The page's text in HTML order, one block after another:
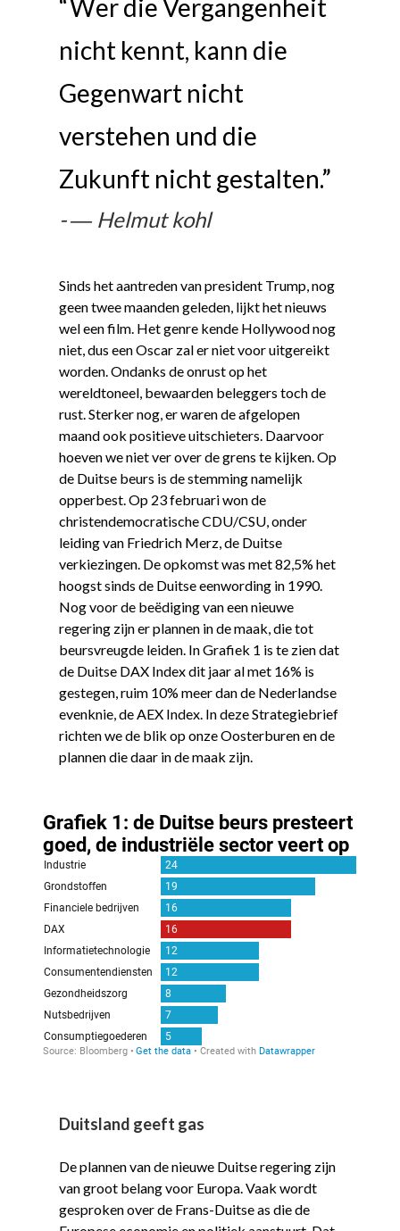
“Wer die Vergangenheit
nicht kennt, kann die
Gegenwart nicht
verstehen und die
Zukunft nicht gestalten.”
― Helmut kohl
Sinds het aantreden van president Trump, nog
geen twee maanden geleden, lijkt het nieuws
wel een film. Het genre kende Hollywood nog
niet, dus een Oscar zal er niet voor uitgereikt
worden. Ondanks de onrust op het
wereldtoneel, bewaarden beleggers toch de
rust. Sterker nog, er waren de afgelopen
maand ook positieve uitschieters. Daarvoor
hoeven we niet ver over de grens te kijken. Op
de Duitse beurs is de stemming namelijk
opperbest. Op 23 februari won de
christendemocratische CDU/CSU, onder
leiding van Friedrich Merz, de Duitse
verkiezingen. De opkomst was met 82,5% het
hoogst sinds de Duitse eenwording in 1990.
Nog voor de beëdiging van een nieuwe
regering zijn er plannen in de maak, die tot
beursvreugde leiden. In Grafiek 1 is te zien dat
de Duitse DAX Index dit jaar al met 16% is
gestegen, ruim 10% meer dan de Nederlandse
evenknie, de AEX Index. In deze Strategiebrief
richten we de blik op onze Oosterburen en de
plannen die daar in de maak zijn.
Duitsland geeft gas
De plannen van de nieuwe Duitse regering zijn
van groot belang voor Europa. Vaak wordt
gesproken over de Frans-Duitse as die de